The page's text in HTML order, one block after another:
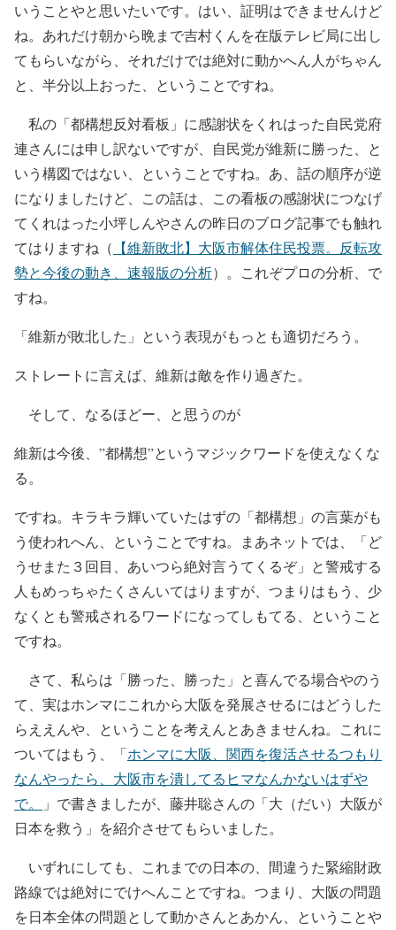
いうことやと思いたいです。はい、証明はできませんけど
ね。あれだけ朝から晩まで吉村くんを在版テレビ局に出し
てもらいながら、それだけでは絶対に動かへん人がちゃん
と、半分以上おった、ということですね。
私の「都構想反対看板」に感謝状をくれはった自民党府
連さんには申し訳ないですが、自民党が維新に勝った、と
いう構図ではない、ということですね。あ、話の順序が逆
になりましたけど、この話は、この看板の感謝状につなげ
てくれはった小坪しんやさんの昨日のブログ記事でも触れ
てはりますね（ 【維新敗北】大阪市解体住民投票。反転攻
勢と今後の動き、速報版の分析）。これぞプロの分析、で
すね。
「維新が敗北した」という表現がもっとも適切だろう。
ストレートに言えば、維新は敵を作り過ぎた。
そして、なるほどー、と思うのが
維新は今後、”都構想”というマジックワードを使えなくな
る。
ですね。キラキラ輝いていたはずの「都構想」の言葉がも
う使われへん、ということですね。まあネットでは、「ど
うせまた３回目、あいつら絶対言うてくるぞ」と警戒する
人もめっちゃたくさんいてはりますが、つまりはもう、少
なくとも警戒されるワードになってしもてる、ということ
ですね。
さて、私らは「勝った、勝った」と喜んでる場合やのう
て、実はホンマにこれから大阪を発展させるにはどうした
らええんや、ということを考えんとあきませんね。これに
ついてはもう、「ホンマに大阪、関西を復活させるつもり
なんやったら、大阪市を潰してるヒマなんかないはずや
で。
」で書きましたが、藤井聡さんの「大（だい）大阪が
日本を救う」を紹介させてもらいました。
いずれにしても、これまでの日本の、間違うた緊縮財政
路線では絶対にでけへんことですね。つまり、大阪の問題
を日本全体の問題として動かさんとあかん、ということや